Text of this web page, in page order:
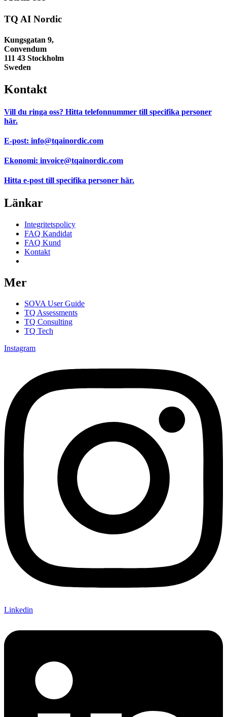
TQ AI Nordic
Kungsgatan 9,
Convendum
111 43 Stockholm
Sweden
Kontakt
Vill du ringa oss? Hitta telefonnummer till specifika personer
här.
E-post: info@tqainordic.com
Ekonomi: invoice@tqainordic.com
Hitta e-post till specifika personer här.
Länkar
Integritetspolicy
FAQ Kandidat
FAQ Kund
Kontakt
Mer
SOVA User Guide
TQ Assessments
TQ Consulting
TQ Tech
Instagram
Linkedin